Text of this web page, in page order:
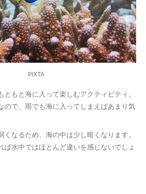
PIXTA
ともと海に入って楽しむアクティビティ。
ので、雨でも海に入ってしまえばあまり気
くなるため、海の中は少し暗くなります。
ば水中ではほとんど違いを感じないでしょ